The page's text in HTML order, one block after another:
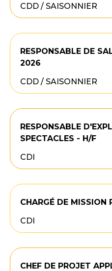
CDD / SAISONNIER
RESPONSABLE DE
2026
CDD / SAISONNIER
RESPONSABLE
SPECTACLES - H/F
CDI
CHARGÉ DE MISSION
CDI
CHEF DE PROJET